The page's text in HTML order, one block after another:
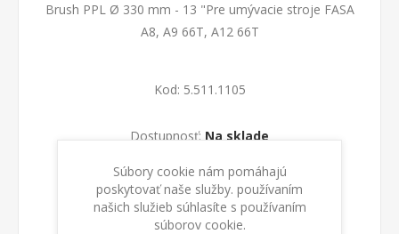
Brush PPL Ø 330 mm - 13 "Pre umývacie stroje FASA
A8, A9 66T, A12 66T
Kod: 5.511.1105
Dostupnosť: Na sklade
PRIDAŤ DO KOŠÍKA
Súbory cookie nám pomáhajú
poskytovať naše služby. používaním
našich služieb súhlasíte s používaním
súborov cookie.